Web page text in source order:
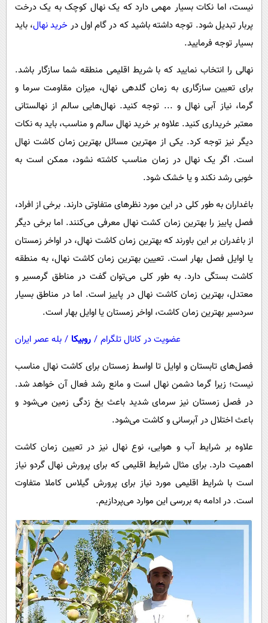
گوناگون
محیط زیست
سلامت
فرهنگی
بین الملل
حیات وحش
نیست، اما نکات بسیار مهمی دارد که یک نهال کوچک به یک درخت
پربار تبدیل شود. توجه داشته باشید که در گام اول در خرید نهال، باید
بسیار توجه فرمایید.
نهالی را انتخاب نمایید که با شریط اقلیمی منطقه شما سازگار باشد.
برای تعیین سازگاری به زمان گلدهی نهال، میزان مقاومت سرما و
گرما، نیاز آبی نهال و ... توجه کنید. نهال‌هایی سالم از نهالستانی
معتبر خریداری کنید. علاوه بر خرید نهال سالم و مناسب، باید به نکات
دیگر نیز توجه کرد. یکی از مهترین مسائل بهترین زمان کاشت نهال
است. اگر یک نهال در زمان مناسب کاشته نشود، ممکن است به
خوبی رشد نکند و یا خشک شود.
باغداران به طور کلی در این مورد نظرهای متفاوتی دارند. برخی از افراد،
فصل پاییز را بهترین زمان کشت نهال معرفی می‌کنند. اما برخی دیگر
از باغدران بر این باورند که بهترین زمان کاشت نهال، در اواخر زمستان
یا اوایل فصل بهار است. تعیین بهترین زمان کاشت نهال، به منطقه
کاشت بستگی دارد. به طور کلی می‌توان گفت در مناطق گرمسیر و
معتدل، بهترین زمان کاشت نهال در پاییز است. اما در مناطق بسیار
سردسیر بهترین زمان کاشت، اواخر زمستان یا اوایل بهار است.
عضویت در کانال تلگرام / روبیکا / بله عصر ایران
فصل‌های تابستان و اوایل تا اواسط زمستان برای کاشت نهال مناسب
نیست؛ زیرا گرما دشمن نهال است و مانع رشد فعال آن خواهد شد.
در فصل زمستان نیز سرمای شدید باعث یخ زدگی زمین می‌شود و
باعث اختلال در آبرسانی و کاشت می‌شود.
علاوه بر شرایط آب و هوایی، نوع نهال نیز در تعیین زمان کاشت
اهمیت دارد. برای مثال شرایط اقلیمی که برای پرورش نهال گردو نیاز
است با شرایط اقلیمی مورد نیاز برای پرورش گیلاس کاملا متفاوت
است. در ادامه به بررسی این موارد می‌پردازیم.